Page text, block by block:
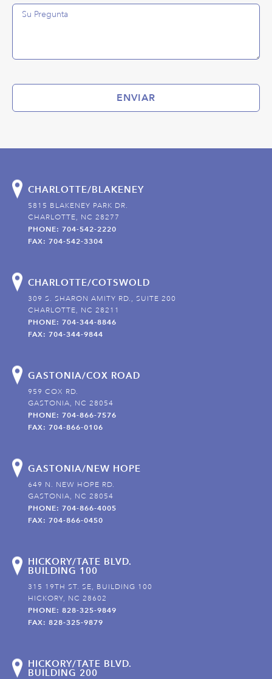
ENVIAR
CHARLOTTE/BLAKENEY
5815 BLAKENEY PARK DR.
CHARLOTTE, NC 28277
PHONE: 704-542-2220
FAX: 704-542-3304
CHARLOTTE/COTSWOLD
309 S. SHARON AMITY RD., SUITE 200
CHARLOTTE, NC 28211
PHONE: 704-344-8846
FAX: 704-344-9844
GASTONIA/COX ROAD
959 COX RD.
GASTONIA, NC 28054
PHONE: 704-866-7576
FAX: 704-866-0106
GASTONIA/NEW HOPE
649 N. NEW HOPE RD.
GASTONIA, NC 28054
PHONE: 704-866-4005
FAX: 704-866-0450
HICKORY/TATE BLVD.
BUILDING 100
315 19TH ST. SE, BUILDING 100
HICKORY, NC 28602
PHONE: 828-325-9849
FAX: 828-325-9879
HICKORY/TATE BLVD.
BUILDING 200